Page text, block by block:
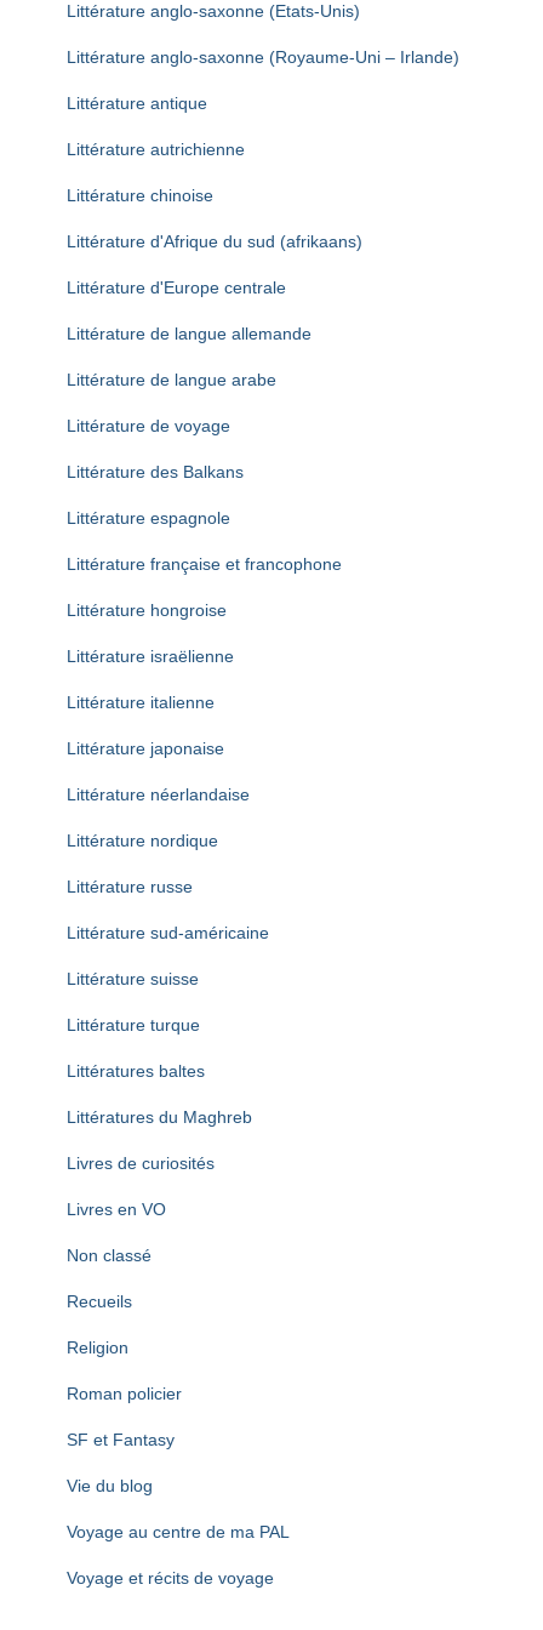
Littérature anglo-saxonne (Etats-Unis)
Littérature anglo-saxonne (Royaume-Uni – Irlande)
Littérature antique
Littérature autrichienne
Littérature chinoise
Littérature d'Afrique du sud (afrikaans)
Littérature d'Europe centrale
Littérature de langue allemande
Littérature de langue arabe
Littérature de voyage
Littérature des Balkans
Littérature espagnole
Littérature française et francophone
Littérature hongroise
Littérature israëlienne
Littérature italienne
Littérature japonaise
Littérature néerlandaise
Littérature nordique
Littérature russe
Littérature sud-américaine
Littérature suisse
Littérature turque
Littératures baltes
Littératures du Maghreb
Livres de curiosités
Livres en VO
Non classé
Recueils
Religion
Roman policier
SF et Fantasy
Vie du blog
Voyage au centre de ma PAL
Voyage et récits de voyage